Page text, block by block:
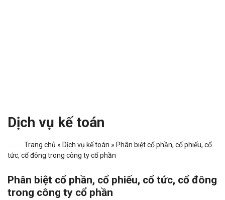
Dịch vụ kế toán
Trang chủ » Dịch vụ kế toán » Phân biệt cổ phần, cổ phiếu, cổ
tức, cổ đông trong công ty cổ phần
Phân biệt cổ phần, cổ phiếu, cổ tức, cổ đông
trong công ty cổ phần